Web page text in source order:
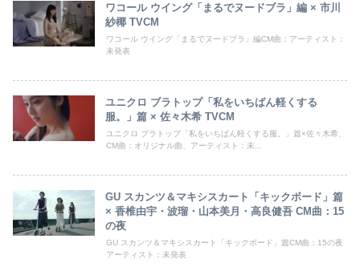
ワコール ウイング「まるでヌードブラ」編 × 市川
紗椰 TVCM
ワコール ウイング「まるでヌードブラ」編CM曲：アーティスト：
未発表
ユニクロ ブラトップ「私をいちばん軽くする
服。」篇 × 佐々木希 TVCM
ユニクロ ブラトップ「私をいちばん軽くする服。」篇×佐々木希、
CM曲：オリジナル曲、アーティスト：未...
GU スカンツ＆マキシスカート「キックボード」篇
× 香椎由宇・波瑠・山本美月・高良健吾 CM曲：15
の夜
GU スカンツ＆マキシスカート「キックボード」篇CM曲：15の夜
アーティスト：未発表